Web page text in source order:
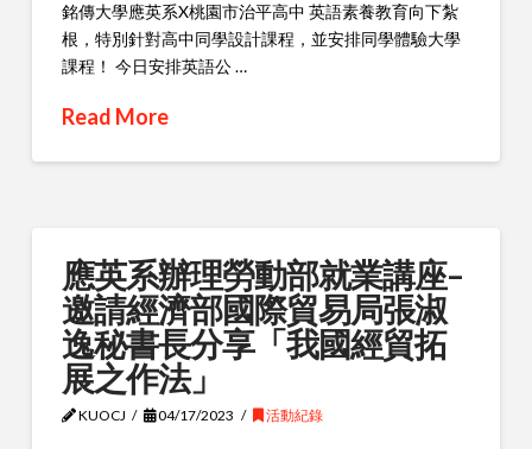
銘傳大學應英系X桃園市治平高中 英語素養教育向下紮
根，特別針對高中同學設計課程，並安排同學體驗大學
課程！ 今日安排英語公 …
Read More
應英系辦理勞動部就業講座–
邀請經濟部國際貿易局張淑
逸秘書長分享「我國經貿拓
展之作法」
KUOCJ 04/17/2023 活動紀錄